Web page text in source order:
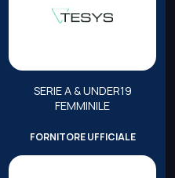
SERIE A & UNDER19
FEMMINILE
FORNITORE UFFICIALE